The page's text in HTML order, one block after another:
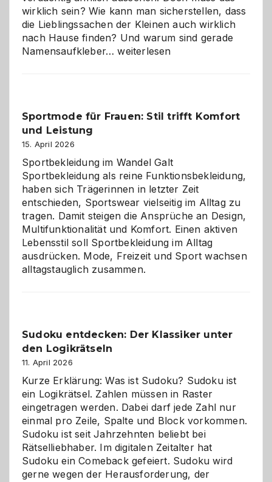
wirklich sein? Wie kann man sicherstellen, dass
die Lieblingssachen der Kleinen auch wirklich
nach Hause finden? Und warum sind gerade
Namensaufkleber…Namensaufkleber
gegen
Chaos
weiterlesen
Sportmode für Frauen: Stil trifft Komfort
und Leistung
15. April 2026
Sportbekleidung im Wandel Galt
Sportbekleidung als reine Funktionsbekleidung,
haben sich Trägerinnen in letzter Zeit
entschieden, Sportswear vielseitig im Alltag zu
tragen. Damit steigen die Ansprüche an Design,
Multifunktionalität und Komfort. Einen aktiven
Lebensstil soll Sportbekleidung im Alltag
ausdrücken. Mode, Freizeit und Sport wachsen
alltagstauglich zusammen.
Sudoku entdecken: Der Klassiker unter
den Logikrätseln
11. April 2026
Kurze Erklärung: Was ist Sudoku? Sudoku ist
ein Logikrätsel. Zahlen müssen in Raster
eingetragen werden. Dabei darf jede Zahl nur
einmal pro Zeile, Spalte und Block vorkommen.
Sudoku ist seit Jahrzehnten beliebt bei
Rätselliebhaber. Im digitalen Zeitalter hat
Sudoku ein Comeback gefeiert. Sudoku wird
gerne wegen der Herausforderung, der